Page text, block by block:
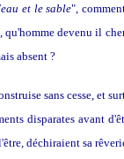
et le sable",
devenu il
absent ?
sans cesse, et
disparates avant
déchiraient sa